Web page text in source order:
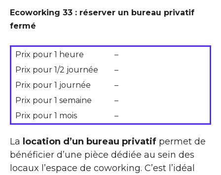
Ecoworking 33 : réserver un bureau privatif
fermé
Prix pour 1 heure
–
Prix pour 1/2 journée
–
Prix pour 1 journée
–
Prix pour 1 semaine
–
Prix pour 1 mois
–
La location d’un bureau privatif permet de
bénéficier d’une pièce dédiée au sein des
locaux l’espace de coworking. C’est l’idéal